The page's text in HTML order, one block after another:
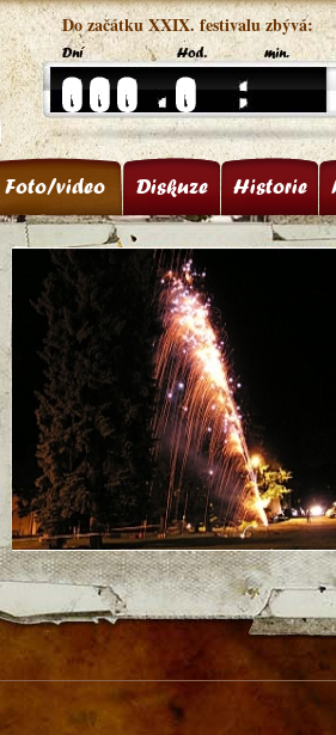
Do začátku XXIX. festivalu zbývá:
Foto/video Diskuze Historie